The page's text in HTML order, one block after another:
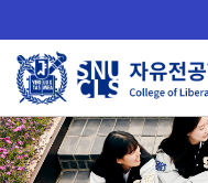
로
메
뉴